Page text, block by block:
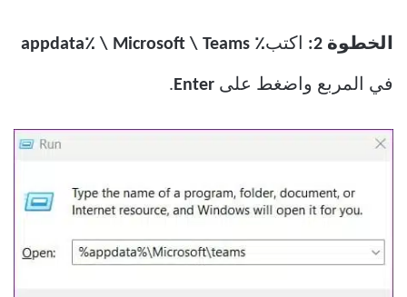
الخطوة 2: اكتب٪ appdata٪ \ Microsoft \ Teams
في المربع واضغط على Enter
.